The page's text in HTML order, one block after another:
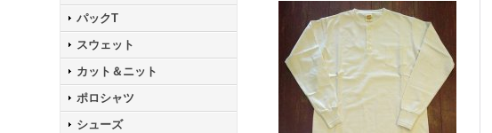
パックT
スウェット
カット＆ニット
ポロシャツ
シューズ